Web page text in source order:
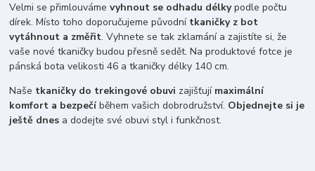
Velmi se přimlouvámevyhnout se odhadu délkypodle počtu
dírek. Místo toho doporučujeme původní tkaničky z bot
vytáhnout a změřit. Vyhnete se tak zklamání a zajistíte si, že
vaše nové tkaničky budou přesně sedět. Na produktové fotce je
pánská bota velikosti 46 a tkaničky délky 140 cm.
Naše tkaničky do trekingové obuvi zajišťují maximální
komfort a bezpečíběhem vašich dobrodružství. Objednejte si je
ještě dnes a dodejte své obuvi styl i funkčnost.